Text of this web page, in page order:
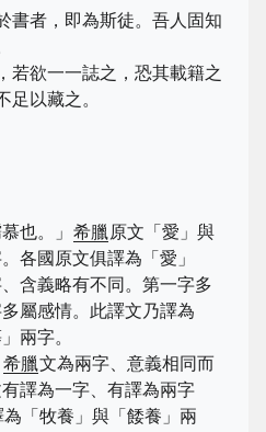
書者，即為斯徒。吾人固知
若欲一一誌之，恐其載籍之
足以藏之。
也。」 希臘原文「愛」與
各國原文俱譯為「愛」
含義略有不同。第一字多
屬感情。此譯文乃譯為
兩字。
希臘文為兩字、意義相同而
譯為一字、有譯為兩字
為「牧養」與「餧養」兩